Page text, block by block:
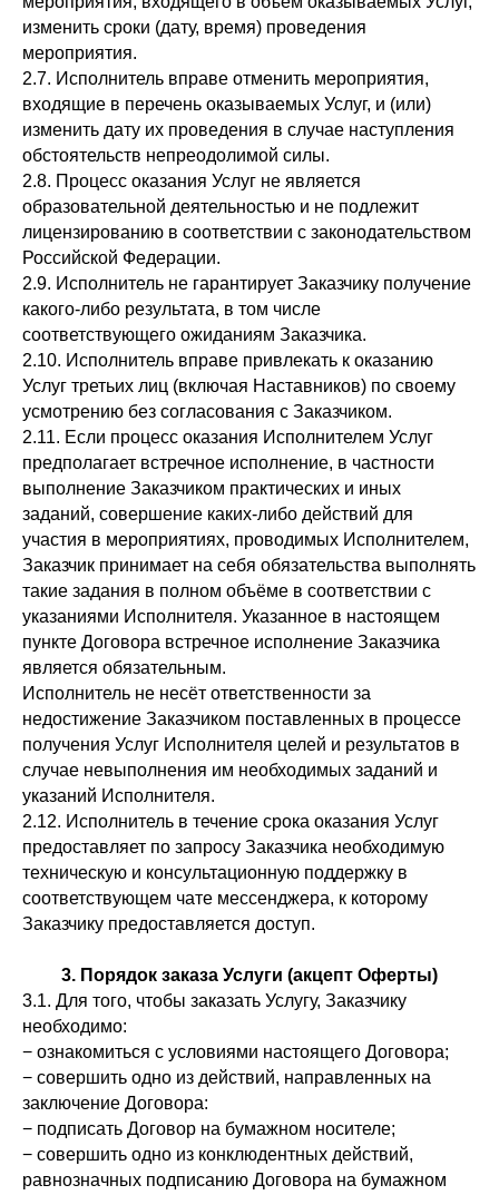
изменить сроки (дату, время) проведения
мероприятия.
2.7. Исполнитель вправе отменить мероприятия,
входящие в перечень оказываемых Услуг, и (или)
изменить дату их проведения в случае наступления
обстоятельств непреодолимой силы.
2.8. Процесс оказания Услуг не является
образовательной деятельностью и не подлежит
лицензированию в соответствии с законодательством
Российской Федерации.
2.9. Исполнитель не гарантирует Заказчику получение
какого-либо результата, в том числе
соответствующего ожиданиям Заказчика.
2.10. Исполнитель вправе привлекать к оказанию
Услуг третьих лиц (включая Наставников) по своему
усмотрению без согласования с Заказчиком.
2.11. Если процесс оказания Исполнителем Услуг
предполагает встречное исполнение, в частности
выполнение Заказчиком практических и иных
заданий, совершение каких-либо действий для
участия в мероприятиях, проводимых Исполнителем,
Заказчик принимает на себя обязательства выполнять
такие задания в полном объёме в соответствии с
указаниями Исполнителя. Указанное в настоящем
пункте Договора встречное исполнение Заказчика
является обязательным.
Исполнитель не несёт ответственности за
недостижение Заказчиком поставленных в процессе
получения Услуг Исполнителя целей и результатов в
случае невыполнения им необходимых заданий и
указаний Исполнителя.
2.12. Исполнитель в течение срока оказания Услуг
предоставляет по запросу Заказчика необходимую
техническую и консультационную поддержку в
соответствующем чате мессенджера, к которому
Заказчику предоставляется доступ.
3. Порядок заказа Услуги (акцепт Оферты)
3.1. Для того, чтобы заказать Услугу, Заказчику
необходимо:
− ознакомиться с условиями настоящего Договора;
− совершить одно из действий, направленных на
заключение Договора:
− подписать Договор на бумажном носителе;
− совершить одно из конклюдентных действий,
равнозначных подписанию Договора на бумажном